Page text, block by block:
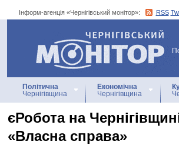
Інформ-агенція «Чернігівський монітор»: RSS
Інформ-агенція
«Чернігівський монітор»
Політична
Чернігівщина
Економічна
Чернігівщина
єРобота на
«Власна справа»